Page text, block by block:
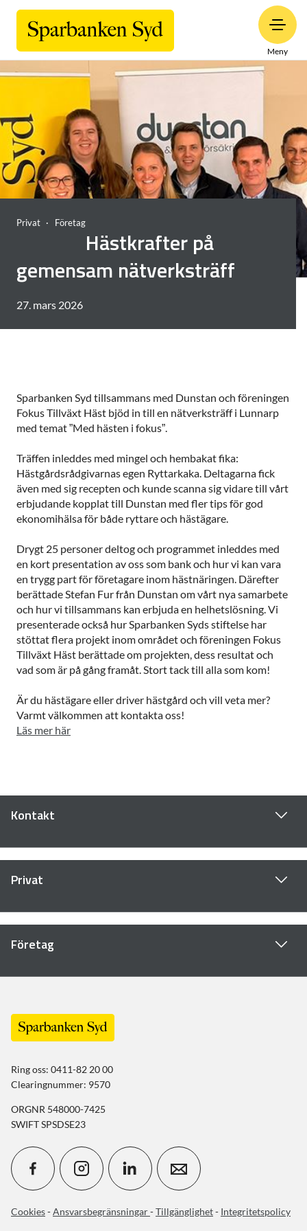
Meny
Privat Företag
Hästkrafter på
gemensam nätverksträff
27. mars 2026
Sparbanken Syd tillsammans med Dunstan och föreningen
Fokus Tillväxt Häst bjöd in till en nätverksträff i Lunnarp
med temat ”Med hästen i fokus”.
Träffen inleddes med mingel och hembakat fika:
Hästgårdsrådgivarnas egen Ryttarkaka. Deltagarna fick
även med sig recepten och kunde scanna sig vidare till vårt
erbjudande kopplat till Dunstan med fler tips för god
ekonomihälsa för både ryttare och hästägare.
Drygt 25 personer deltog och programmet inleddes med
en kort presentation av oss som bank och hur vi kan vara
en trygg part för företagare inom hästnäringen. Därefter
berättade Stefan Fur från Dunstan om vårt nya samarbete
och hur vi tillsammans kan erbjuda en helhetslösning. Vi
presenterade också hur Sparbanken Syds stiftelse har
stöttat flera projekt inom området och föreningen Fokus
Tillväxt Häst berättade om projekten, dess resultat och
vad som är på gång framåt. Stort tack till alla som kom!
Är du hästägare eller driver hästgård och vill veta mer?
Varmt välkommen att kontakta oss!
Läs mer här
Kontakt
Privat
Företag
Ring oss: 0411-82 20 00
Clearingnummer: 9570
ORGNR 548000-7425
SWIFT SPSDSE23
Cookies-Ansvarsbegränsningar-Tillgänglighet- Integritetspolicy